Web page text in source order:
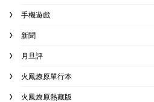
手機遊戲
新聞
月旦評
火鳳燎原單行本
火鳳燎原熱藏版